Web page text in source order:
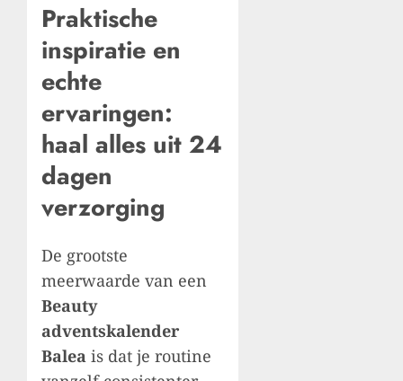
Praktische
inspiratie en
echte
ervaringen:
haal alles uit 24
dagen
verzorging
De grootste
meerwaarde van een
Beauty
adventskalender
Balea is dat je routine